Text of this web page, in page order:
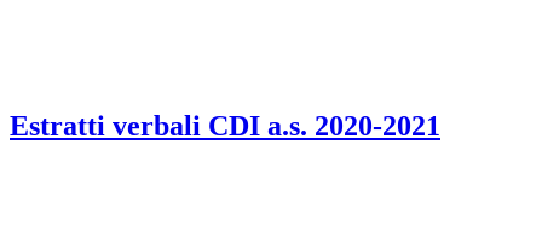
Estratti verbali CDI a.s. 2020-2021